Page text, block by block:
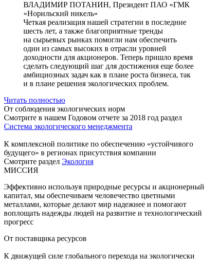
ВЛАДИМИР ПОТАНИН, Президент ПАО «ГМК
«Норильский никель»
Четкая реализация нашей стратегии в последние
шесть лет, а также благоприятные тренды
на сырьевых рынках помогли нам обеспечить
один из самых высоких в отрасли уровней
доходности для акционеров. Теперь пришло время
сделать следующий шаг для достижения еще более
амбициозных задач как в плане роста бизнеса, так
и в плане решения экологических проблем.
Читать полностью
От соблюдения экологических норм
Смотрите в нашем Годовом отчете за 2018 год раздел
Система экологического менеджмента
К комплексной политике по обеспечению «устойчивого
будущего» в регионах присутствия компании
Смотрите раздел Экология
МИССИЯ
Эффективно используя природные ресурсы и акционерный
капитал, мы обеспечиваем человечество цветными
металлами, которые делают мир надежнее и помогают
воплощать надежды людей на развитие и технологический
прогресс
От поставщика ресурсов
К движущей силе глобального перехода на экологически